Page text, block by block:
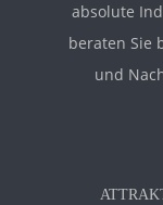
absolute
beraten Sie
und